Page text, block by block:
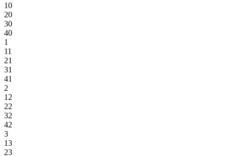
10
20
30
40
1
11
21
31
41
2
12
22
32
42
3
13
23